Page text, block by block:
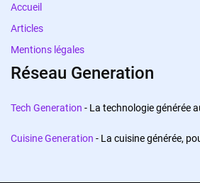
Accueil
Articles
Mentions légales
Réseau Generation
Tech Generation - La technologie générée
Cuisine Generation - La cuisine générée,